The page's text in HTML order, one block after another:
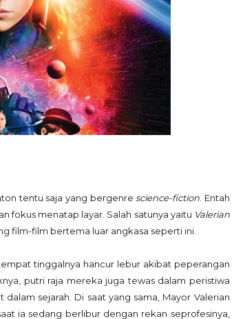
tentu saja yang bergenre science-fiction . Entah
fokus menatap layar. Salah satunya yaitu Valerian
film-film bertema luar angkasa seperti ini.
tinggalnya hancur lebur akibat peperangan
putri raja mereka juga tewas dalam peristiwa
sejarah. Di saat yang sama, Mayor Valerian
ia sedang berlibur dengan rekan seprofesinya,